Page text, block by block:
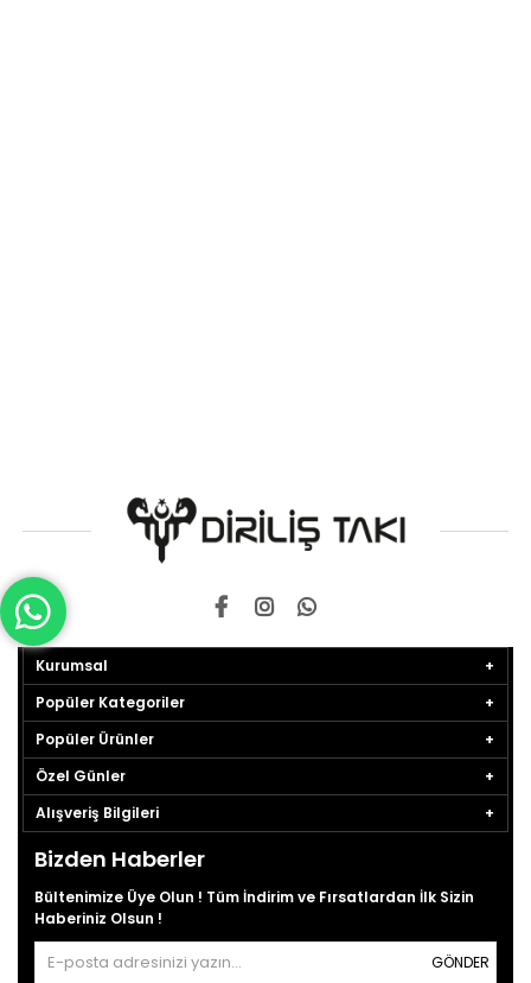
Kurumsal
Popüler Kategoriler
Popüler Ürünler
Özel Günler
Alışveriş Bilgileri
Bizden Haberler
Bültenimize Üye Olun ! Tüm İndirim ve Fırsatlardan İlk Sizin
Haberiniz Olsun !
GÖNDER